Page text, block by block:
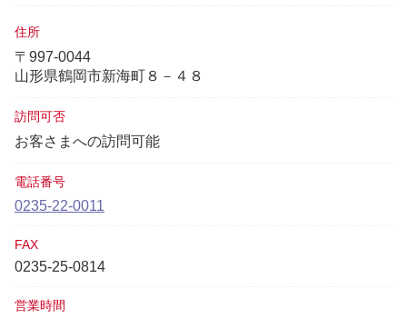
住所
〒997-0044
山形県鶴岡市新海町８－４８
訪問可否
お客さまへの訪問可能
電話番号
0235-22-0011
FAX
0235-25-0814
営業時間